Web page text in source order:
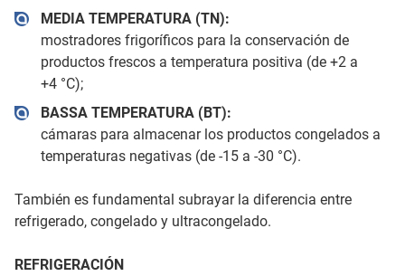
MEDIA TEMPERATURA (TN):
mostradores frigoríficos para la conservación de
productos frescos a temperatura positiva (de +2 a
+4 °C);
BASSA TEMPERATURA (BT):
cámaras para almacenar los productos congelados a
temperaturas negativas (de -15 a -30 °C).
También es fundamental subrayar la diferencia entre
refrigerado, congelado y ultracongelado.
REFRIGERACIÓN